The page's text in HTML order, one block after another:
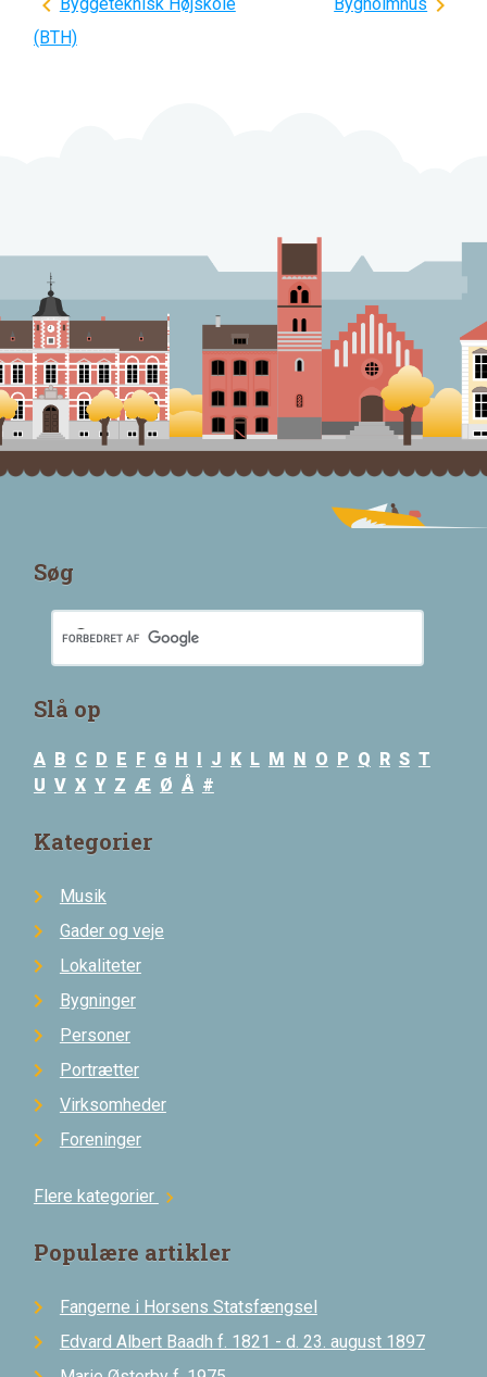
Byggeteknisk Højskole
(BTH)
Bygholmhus
Søg
Slå op
A B C D E F G H J K L M N O P Q R S T
U V X Y Z Æ Ø Å #
Kategorier
Musik
Gader og veje
Lokaliteter
Bygninger
Personer
Portrætter
Virksomheder
Foreninger
Flere kategorier chevron_right
Populære artikler
Fangerne i Horsens Statsfængsel
Edvard Albert Baadh f. 1821 - d. 23. august 1897